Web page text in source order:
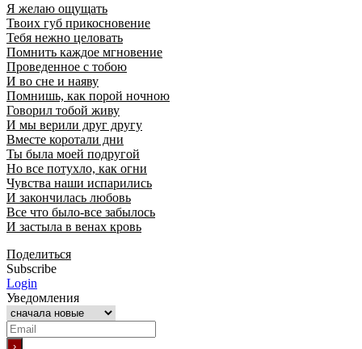
Я желаю ощущать
Твоих губ прикосновение
Тебя нежно целовать
Помнить каждое мгновение
Проведенное с тобою
И во сне и наяву
Помнишь, как порой ночною
Говорил тобой живу
И мы верили друг другу
Вместе коротали дни
Ты была моей подругой
Но все потухло, как огни
Чувства наши испарились
И закончилась любовь
Все что было-все забылось
И застыла в венах кровь
Поделиться
Subscribe
Login
Уведомления